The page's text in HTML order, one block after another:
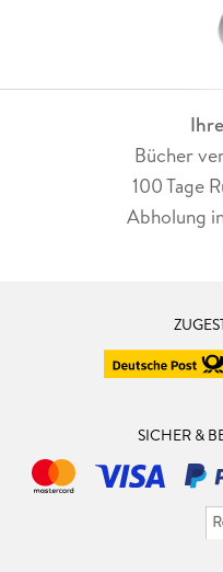
Bücher
100 Tage
Abholung
SICHER &